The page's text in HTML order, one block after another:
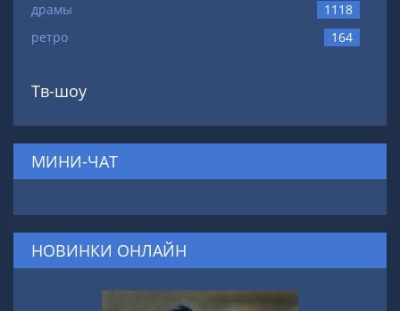
драмы
1118
ретро
164
Тв-шоу
МИНИ-ЧАТ
НОВИНКИ ОНЛАЙН